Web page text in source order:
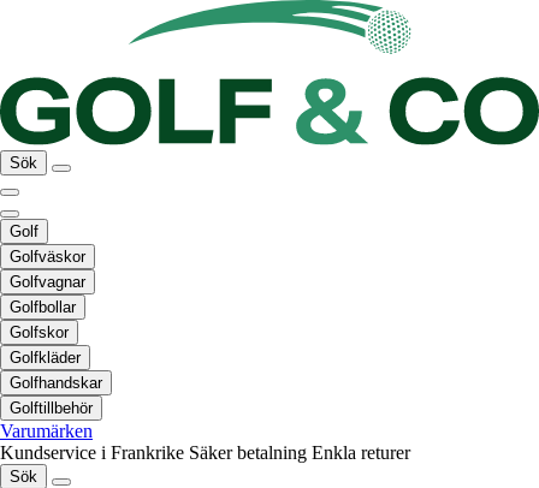
Sök
Golf
Golfväskor
Golfvagnar
Golfbollar
Golfskor
Golfkläder
Golfhandskar
Golftillbehör
Varumärken
Kundservice i Frankrike Säker betalning Enkla returer
Sök